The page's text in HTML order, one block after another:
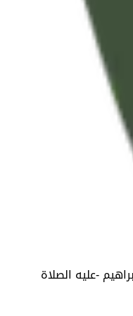
-عليه الصلاة